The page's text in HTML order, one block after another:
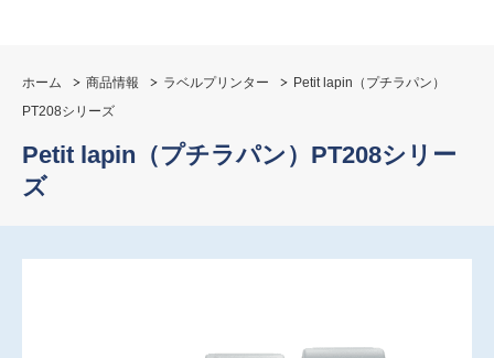
ホーム 商品情報 ラベルプリンター
Petit lapin（プチラパン）
PT208シリーズ
Petit lapin（プチラパン）PT208シリー
ズ